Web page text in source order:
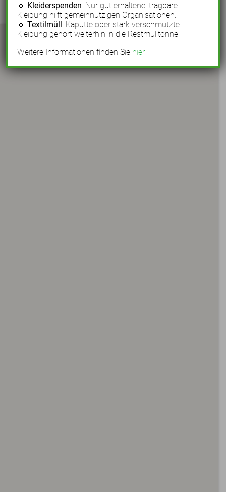
🔹 Kleiderspenden: Nur gut erhaltene, tragbare
Kleidung hilft gemeinnützigen Organisationen.
🔹Textilmüll: Kaputte oder stark verschmutzte
Kleidung gehört weiterhin in die Restmülltonne.
Weitere Informationen finden Sie hier.